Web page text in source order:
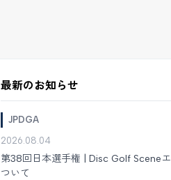
最新のお知らせ
JPDGA
2026.08.04
第38回日本選手権 | Disc Golf Scene
ついて